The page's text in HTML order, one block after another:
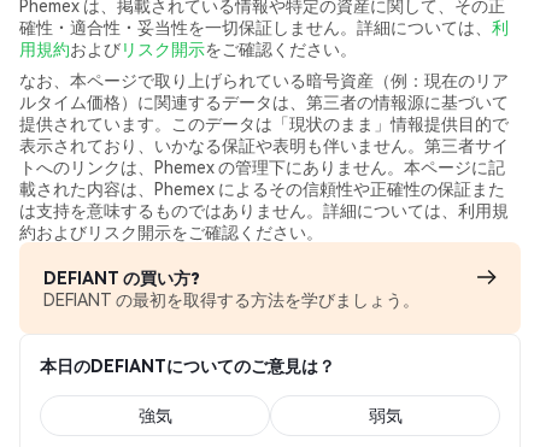
Phemex は、掲載されている情報や特定の資産に関して、その正
確性・適合性・妥当性を一切保証しません。詳細については、 利
用規約およびリスク開示をご確認ください。
なお、本ページで取り上げられている暗号資産（例：現在のリア
ルタイム価格）に関連するデータは、第三者の情報源に基づいて
提供されています。このデータは「現状のまま」情報提供目的で
表示されており、いかなる保証や表明も伴いません。第三者サイ
トへのリンクは、Phemex の管理下にありません。本ページに記
載された内容は、Phemex によるその信頼性や正確性の保証また
は支持を意味するものではありません。詳細については、利用規
約およびリスク開示をご確認ください。
DEFIANT の買い方?
DEFIANT の最初を取得する方法を学びましょう。
本日のDEFIANTについてのご意見は？
強気 弱気